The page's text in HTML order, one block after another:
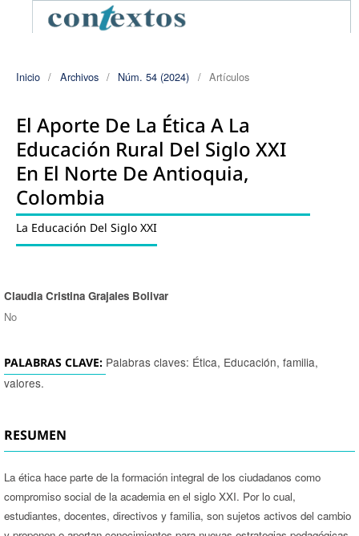
Inicio / Archivos / Núm. 54 (2024) / Artículos
El Aporte De La Ética A La
Educación Rural Del Siglo XXI
En El Norte De Antioquia,
Colombia
La Educación Del Siglo XXI
Autores/as
Claudia Cristina Grajales Bolivar
No
PALABRAS CLAVE: Palabras claves: Ética, Educación, familia,
valores.
RESUMEN
La ética hace parte de la formación integral de los ciudadanos como
compromiso social de la academia en el siglo XXI. Por lo cual,
estudiantes, docentes, directivos y familia, son sujetos activos del cambio